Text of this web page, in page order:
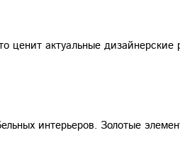
актуальные
интерьеров. Золотые